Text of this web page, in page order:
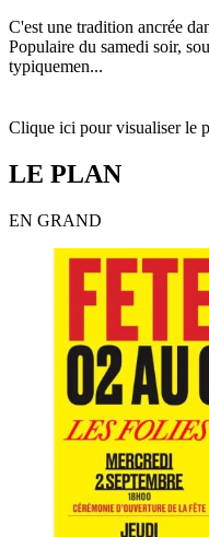
C'est une tradition ancrée
Populaire du samedi soir,
typiquemen...
Clique ici pour visualiser le
LE PLAN
EN GRAND